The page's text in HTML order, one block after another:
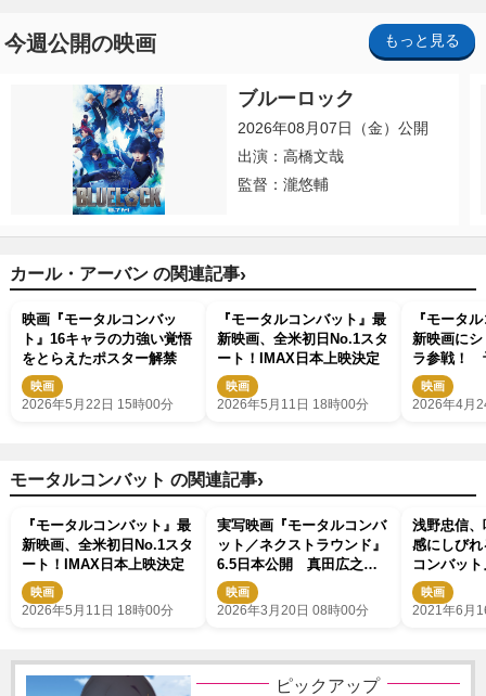
今週公開の映画 もっと見る
ブルーロック
2026年08月07日（金）公開
出演：高橋文哉
監督：瀧悠輔
カール・アーバン の関連記事›
映画『モータルコンバッ
ト』16キャラの力強い覚悟
をとらえたポスター解禁
映画
2026年5月22日 15時00分
『モータルコンバット』最
新映画、全米初日No.1スタ
ート！IMAX日本上映決定
映画
2026年5月11日 18時00分
『モータ
新映画に
ラ参戦！
解禁
映画
2026年4月
モータルコンバット の関連記事›
『モータルコンバット』最
新映画、全米初日No.1スタ
ート！IMAX日本上映決定
映画
2026年5月11日 18時00分
実写映画『モータルコンバ
ット／ネクストラウンド』
6.5日本公開 真田広之＆
浅野忠信が再び参戦
映画
2026年3月20日 08時00分
浅野忠信
感にしび
コンバッ
映画
2021年6月
ピックアップ